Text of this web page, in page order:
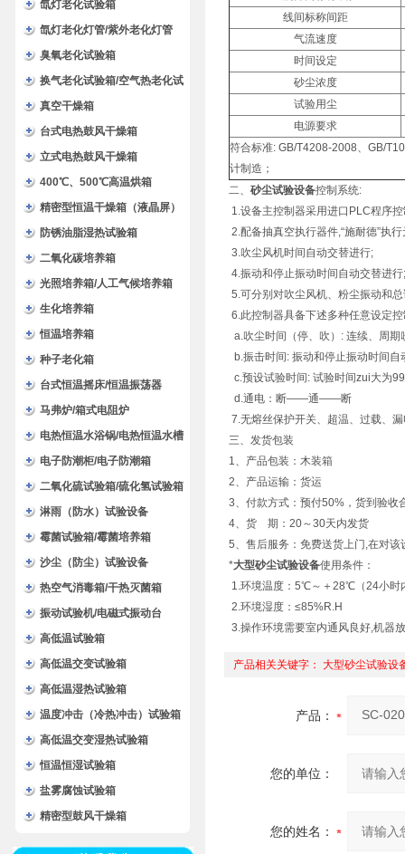
氙灯老化试验箱
氙灯老化灯管/紫外老化灯管
（耗材）
臭氧老化试验箱
换气老化试验箱/空气热老化试
验箱
真空干燥箱
台式电热鼓风干燥箱
立式电热鼓风干燥箱
400℃、500℃高温烘箱
精密型恒温干燥箱（液晶屏）
防锈油脂湿热试验箱
二氧化碳培养箱
光照培养箱/人工气候培养箱
生化培养箱
恒温培养箱
种子老化箱
台式恒温摇床/恒温振荡器
马弗炉/箱式电阻炉
电热恒温水浴锅/电热恒温水槽
电子防潮柜/电子防潮箱
二氧化硫试验箱/硫化氢试验箱
淋雨（防水）试验设备
霉菌试验箱/霉菌培养箱
沙尘（防尘）试验设备
热空气消毒箱/干热灭菌箱
振动试验机/电磁式振动台
高低温试验箱
高低温交变试验箱
高低温湿热试验箱
温度冲击（冷热冲击）试验箱
高低温交变湿热试验箱
恒温恒湿试验箱
盐雾腐蚀试验箱
精密型鼓风干燥箱
线间标称间距
气流速度
时间设定
砂尘浓度
试验用尘
电源要求
符合标准: GB/T4208-2008、GB/
计制造；
二、 砂尘试验设备控制系统:
1.设备主控制器采用进口PLC程序
2.配备抽真空执行器件,“施耐德”执
3.吹尘风机时间自动交替进行;
4.振动和停止振动时间自动交替进行;
5.可分别对吹尘风机、粉尘振动和
6.此控制器具备下述多种任意设定
a.吹尘时间（停、吹）: 连续、周
b.振击时间: 振动和停止振动时间
c.预设试验时间: 试验时间zui大为
d.通电：断——通——断
7.无熔丝保护开关、超温、过载、
三、发货包装
1、产品包装：木装箱
2、产品运输：货运
3、付款方式：预付50%，货到验收
4、货 期：20～30天内发货
5、售后服务：免费送货上门,在对
*大型砂尘试验设备使用条件：
1.环境温度：5℃～＋28℃（24小时
2.环境湿度：≤85%R.H
3.操作环境需要室内通风良好,机器
产品相关关键字： 大型砂尘试验设
产品：
您的单位：
您的姓名：